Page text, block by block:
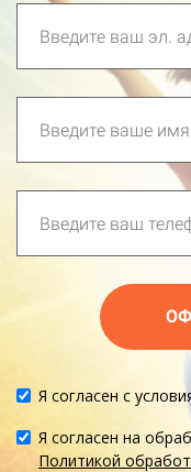
Я согласен с
Я согласен на
Политикой